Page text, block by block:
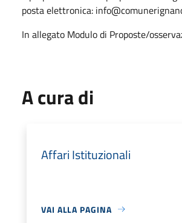
posta elettronica:
In allegato Modulo di Proposte/
A cura di
Affari Istituzionali
VAI ALLA PAGINA